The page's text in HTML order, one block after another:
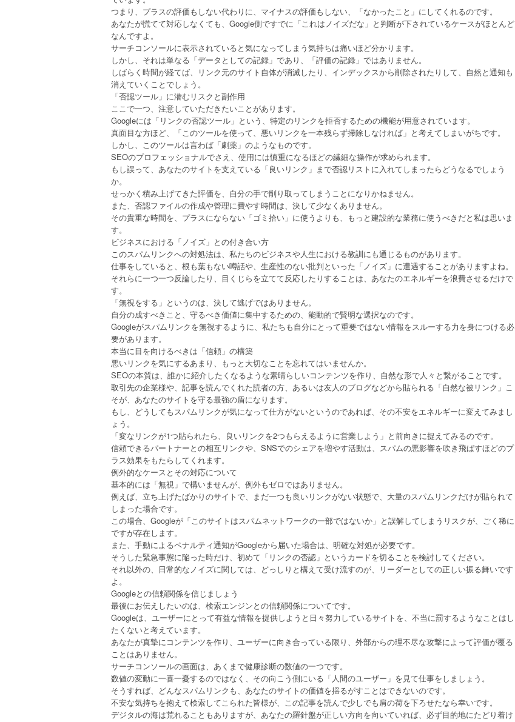
つまり、プラスの評価もしない代わりに、マイナスの評価もしない、「なかったこと」にしてくれるのです。
あなたが慌てて対応しなくても、Google側ですでに「これはノイズだな」と判断が下されているケースがほとんど
なんですよ。
サーチコンソールに表示されていると気になってしまう気持ちは痛いほど分かります。
しかし、それは単なる「データとしての記録」であり、「評価の記録」ではありません。
しばらく時間が経てば、リンク元のサイト自体が消滅したり、インデックスから削除されたりして、自然と通知も
消えていくことでしょう。
「否認ツール」に潜むリスクと副作用
ここで一つ、注意していただきたいことがあります。
Googleには「リンクの否認ツール」という、特定のリンクを拒否するための機能が用意されています。
真面目な方ほど、「このツールを使って、悪いリンクを一本残らず掃除しなければ」と考えてしまいがちです。
しかし、このツールは言わば「劇薬」のようなものです。
SEOのプロフェッショナルでさえ、使用には慎重になるほどの繊細な操作が求められます。
もし誤って、あなたのサイトを支えている「良いリンク」まで否認リストに入れてしまったらどうなるでしょう
か。
せっかく積み上げてきた評価を、自分の手で削り取ってしまうことになりかねません。
また、否認ファイルの作成や管理に費やす時間は、決して少なくありません。
その貴重な時間を、プラスにならない「ゴミ拾い」に使うよりも、もっと建設的な業務に使うべきだと私は思いま
す。
ビジネスにおける「ノイズ」との付き合い方
このスパムリンクへの対処法は、私たちのビジネスや人生における教訓にも通じるものがあります。
仕事をしていると、根も葉もない噂話や、生産性のない批判といった「ノイズ」に遭遇することがありますよね。
それらに一つ一つ反論したり、目くじらを立てて反応したりすることは、あなたのエネルギーを浪費させるだけで
す。
「無視をする」というのは、決して逃げではありません。
自分の成すべきこと、守るべき価値に集中するための、能動的で賢明な選択なのです。
Googleがスパムリンクを無視するように、私たちも自分にとって重要ではない情報をスルーする力を身につける必
要があります。
本当に目を向けるべきは「信頼」の構築
悪いリンクを気にするあまり、もっと大切なことを忘れてはいませんか。
SEOの本質は、誰かに紹介したくなるような素晴らしいコンテンツを作り、自然な形で人々と繋がることです。
取引先の企業様や、記事を読んでくれた読者の方、あるいは友人のブログなどから貼られる「自然な被リンク」こ
そが、あなたのサイトを守る最強の盾になります。
もし、どうしてもスパムリンクが気になって仕方がないというのであれば、その不安をエネルギーに変えてみまし
ょう。
「変なリンクが1つ貼られたら、良いリンクを2つもらえるように営業しよう」と前向きに捉えてみるのです。
信頼できるパートナーとの相互リンクや、SNSでのシェアを増やす活動は、スパムの悪影響を吹き飛ばすほどのプ
ラス効果をもたらしてくれます。
例外的なケースとその対応について
基本的には「無視」で構いませんが、例外もゼロではありません。
例えば、立ち上げたばかりのサイトで、まだ一つも良いリンクがない状態で、大量のスパムリンクだけが貼られて
しまった場合です。
この場合、Googleが「このサイトはスパムネットワークの一部ではないか」と誤解してしまうリスクが、ごく稀に
ですが存在します。
また、手動によるペナルティ通知がGoogleから届いた場合は、明確な対処が必要です。
そうした緊急事態に陥った時だけ、初めて「リンクの否認」というカードを切ることを検討してください。
それ以外の、日常的なノイズに関しては、どっしりと構えて受け流すのが、リーダーとしての正しい振る舞いです
よ。
Googleとの信頼関係を信じましょう
最後にお伝えしたいのは、検索エンジンとの信頼関係についてです。
Googleは、ユーザーにとって有益な情報を提供しようと日々努力しているサイトを、不当に罰するようなことはし
たくないと考えています。
あなたが真摯にコンテンツを作り、ユーザーに向き合っている限り、外部からの理不尽な攻撃によって評価が覆る
ことはありません。
サーチコンソールの画面は、あくまで健康診断の数値の一つです。
数値の変動に一喜一憂するのではなく、その向こう側にいる「人間のユーザー」を見て仕事をしましょう。
そうすれば、どんなスパムリンクも、あなたのサイトの価値を揺るがすことはできないのです。
不安な気持ちを抱えて検索してこられた皆様が、この記事を読んで少しでも肩の荷を下ろせたなら幸いです。
デジタルの海は荒れることもありますが、あなたの羅針盤が正しい方向を向いていれば、必ず目的地にたどり着け